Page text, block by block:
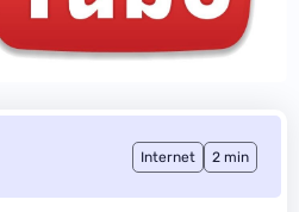
Internet 2 min